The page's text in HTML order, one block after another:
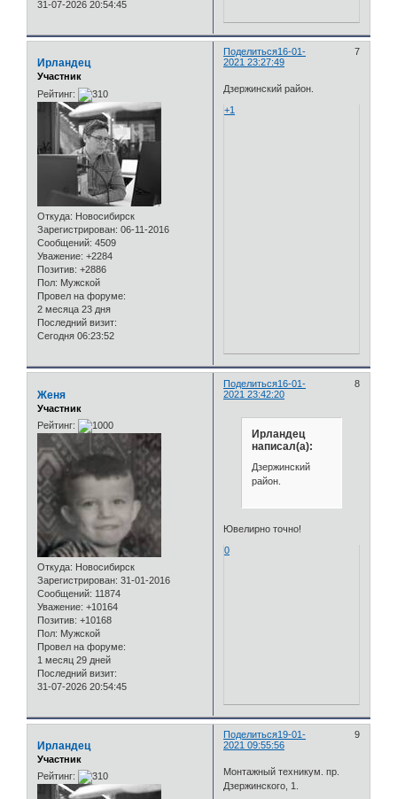
31-07-2026 20:54:45
Поделиться 7
16-01-
2021 23:27:49
Ирландец
Участник
Рейтинг:
Откуда: Новосибирск
Зарегистрирован: 06-11-2016
Сообщений: 4509
Уважение: +2284
Позитив: +2886
Пол: Мужской
Провел на форуме:
2 месяца 23 дня
Последний визит:
Сегодня 06:23:52
Дзержинский район.
+1
Поделиться 8
16-01-
2021 23:42:20
Женя
Участник
Рейтинг:
Откуда: Новосибирск
Зарегистрирован: 31-01-2016
Сообщений: 11874
Уважение: +10164
Позитив: +10168
Пол: Мужской
Провел на форуме:
1 месяц 29 дней
Последний визит:
31-07-2026 20:54:45
Ирландец
написал(а):
Дзержинский
район.
Ювелирно точно!
0
Поделиться 9
19-01-
2021 09:55:56
Ирландец
Участник
Рейтинг:
Монтажный техникум. пр.
Дзержинского, 1.